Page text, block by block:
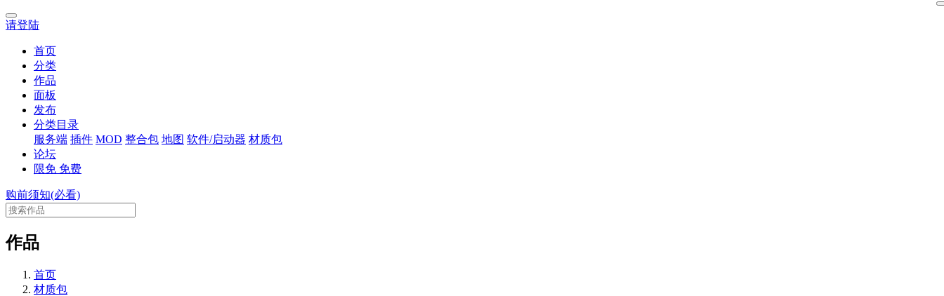
请登陆
首页
分类
作品
面板
发布
分类目录
服务端 插件 MOD 整合包 地图 软件/启动器 材质包
论坛
限免 免费
购前须知(必看)
作品
首页
材质包